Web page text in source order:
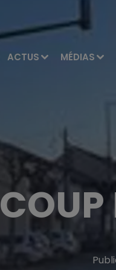
ACTUS MÉDIAS
COUP